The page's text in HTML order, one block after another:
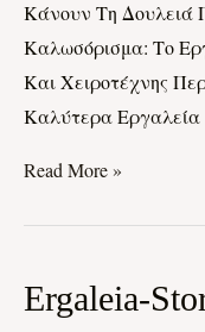
Κάνουν Τη Δουλειά
Καλωσόρισμα: Το
Και Χειροτέχνης
Καλύτερα
Μηχανήματα
Read More »
Ergaleia-
Ergaleia-
Store.gr: